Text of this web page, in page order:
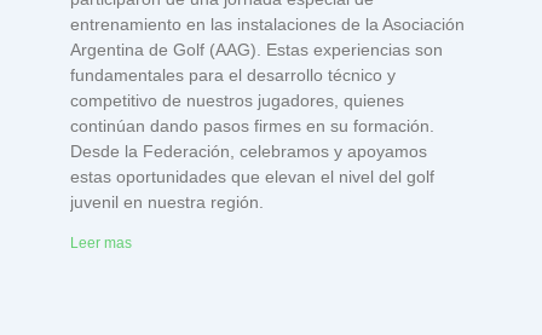
entrenamiento en las instalaciones de la Asociación
Argentina de Golf (AAG). Estas experiencias son
fundamentales para el desarrollo técnico y
competitivo de nuestros jugadores, quienes
continúan dando pasos firmes en su formación.
Desde la Federación, celebramos y apoyamos
estas oportunidades que elevan el nivel del golf
juvenil en nuestra región.
Leer mas